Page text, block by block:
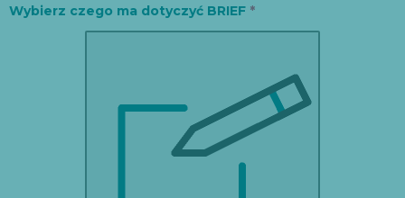
Wybierz czego ma dotyczyć BRIEF *
LOGO